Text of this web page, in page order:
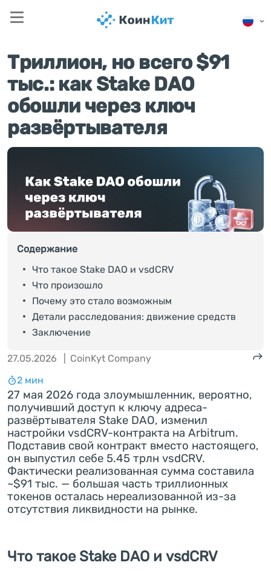
Триллион, но всего $91
тыс.: как Stake DAO
обошли через ключ
развёртывателя
Содержание
Что такое Stake DAO и vsdCRV
Что произошло
Почему это стало возможным
Детали расследования: движение средств
Заключение
27.05.2026
CoinKyt Company
2 мин
27 мая 2026 года злоумышленник, вероятно,
получивший доступ к ключу адреса-
развёртывателя Stake DAO, изменил
настройки vsdCRV-контракта на Arbitrum.
Подставив свой контракт вместо настоящего,
он выпустил себе 5.45 трлн vsdCRV.
Фактически реализованная сумма составила
~$91 тыс. — большая часть триллионных
токенов осталась нереализованной из-за
отсутствия ликвидности на рынке.
Что такое Stake DAO и vsdCRV